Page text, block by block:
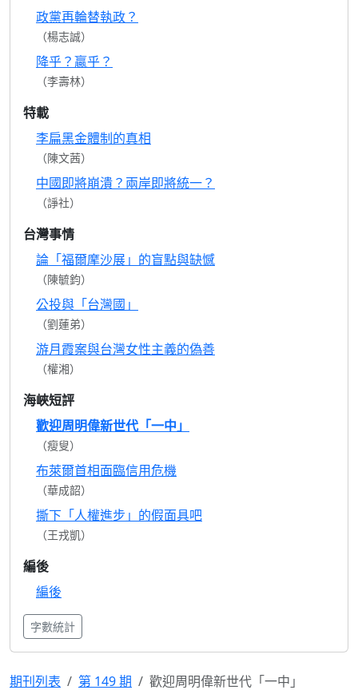
政黨再輪替執政？
（楊志誠）
降乎？贏乎？
（李壽林）
特載
李扁黑金體制的真相
（陳文茜）
中國即將崩潰？兩岸即將統一？
（諍社）
台灣事情
論「福爾摩沙展」的盲點與缺憾
（陳毓鈞）
公投與「台灣國」
（劉蓮弟）
游月霞案與台灣女性主義的偽善
（權湘）
海峽短評
歡迎周明偉新世代「一中」
（瘦叟）
布萊爾首相面臨信用危機
（華成韶）
撕下「人權進步」的假面具吧
（王戎凱）
編後
編後
字數統計
期刊列表 第 149 期 歡迎周明偉新世代「一中」